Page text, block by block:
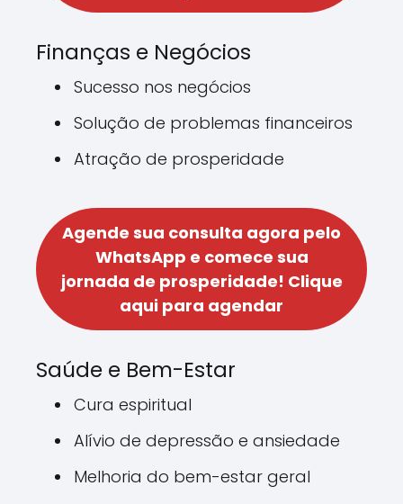
Finanças e Negócios
Sucesso nos negócios
Solução de problemas financeiros
Atração de prosperidade
Agende sua consulta agora pelo
WhatsApp e comece sua
jornada de prosperidade! Clique
aqui para agendar
Saúde e Bem-Estar
Cura espiritual
Alívio de depressão e ansiedade
Melhoria do bem-estar geral